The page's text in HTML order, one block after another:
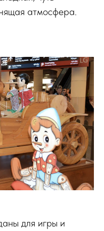
атмосфера.
для игры и